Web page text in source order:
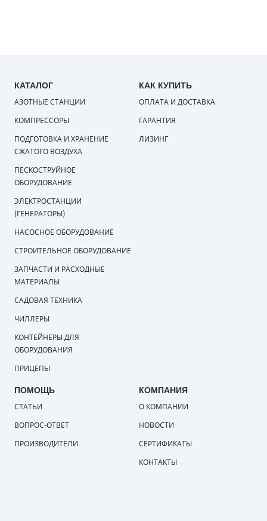
КАТАЛОГ
АЗОТНЫЕ СТАНЦИИ
КОМПРЕССОРЫ
ПОДГОТОВКА И ХРАНЕНИЕ
СЖАТОГО ВОЗДУХА
ПЕСКОСТРУЙНОЕ
ОБОРУДОВАНИЕ
ЭЛЕКТРОСТАНЦИИ
(ГЕНЕРАТОРЫ)
НАСОСНОЕ ОБОРУДОВАНИЕ
СТРОИТЕЛЬНОЕ ОБОРУДОВАНИЕ
ЗАПЧАСТИ И РАСХОДНЫЕ
МАТЕРИАЛЫ
САДОВАЯ ТЕХНИКА
ЧИЛЛЕРЫ
КОНТЕЙНЕРЫ ДЛЯ
ОБОРУДОВАНИЯ
ПРИЦЕПЫ
КАК КУПИТЬ
ОПЛАТА И ДОСТАВКА
ГАРАНТИЯ
ЛИЗИНГ
ПОМОЩЬ
СТАТЬИ
ВОПРОС-ОТВЕТ
ПРОИЗВОДИТЕЛИ
КОМПАНИЯ
О КОМПАНИИ
НОВОСТИ
СЕРТИФИКАТЫ
КОНТАКТЫ